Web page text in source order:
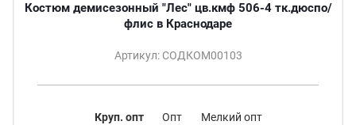
Костюм демисезонный "Лес" цв.кмф 506-4 тк.дюспо/
флис в Краснодаре
Артикул: СОДКОМ00103
Круп. опт Опт Мелкий опт